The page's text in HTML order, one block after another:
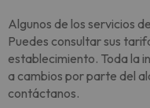
Algunos de los servicios
Puedes consultar sus
establecimiento. Toda la
a cambios por parte del
contáctanos.